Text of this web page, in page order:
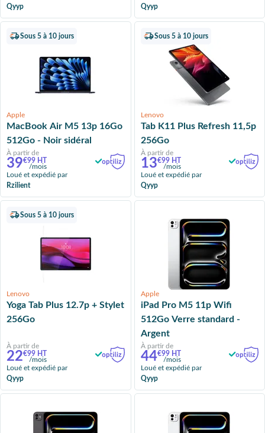
Qyyp
Qyyp
Sous 5 à 10 jours
Apple
MacBook Air M5 13p 16Go
512Go - Noir sidéral
À partir de
39€99 HT
/mois
Loué et expédié par
Rzilient
Sous 5 à 10 jours
Lenovo
Tab K11 Plus Refresh 11,5p
256Go
À partir de
13€99 HT
/mois
Loué et expédié par
Qyyp
Sous 5 à 10 jours
Lenovo
Yoga Tab Plus 12.7p + Stylet
256Go
À partir de
22€99 HT
/mois
Loué et expédié par
Qyyp
Apple
iPad Pro M5 11p Wifi
512Go Verre standard -
Argent
À partir de
44€99 HT
/mois
Loué et expédié par
Qyyp